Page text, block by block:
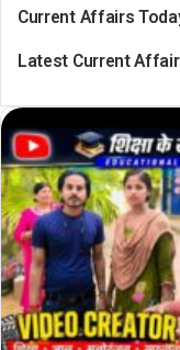
Current Affairs
Latest Current